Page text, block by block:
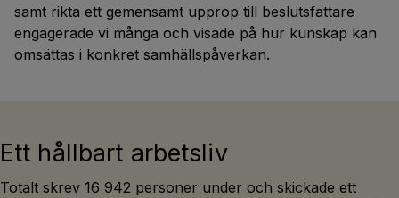
samt rikta ett gemensamt upprop till beslutsfattare
engagerade vi många och visade på hur kunskap kan
omsättas i konkret samhällspåverkan.
Ett hållbart arbetsliv
Totalt skrev 16 942 personer under och skickade ett